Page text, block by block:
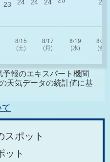
報のエキスパート機関
天気データの統計値に基
スポット
ット